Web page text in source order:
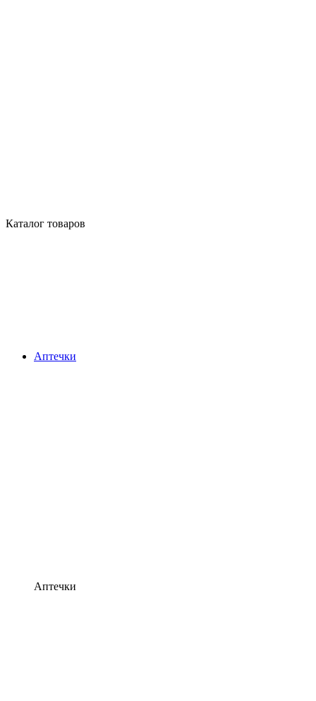
Каталог товаров
Аптечки
Аптечки